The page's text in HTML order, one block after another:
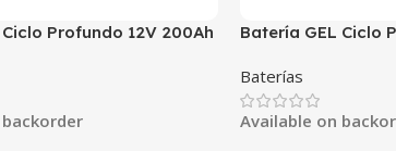
Profundo 12V 200Ah
| Off-Grid
Batería GEL Ciclo
| Deep Cycle VRLA
Baterías
Available on